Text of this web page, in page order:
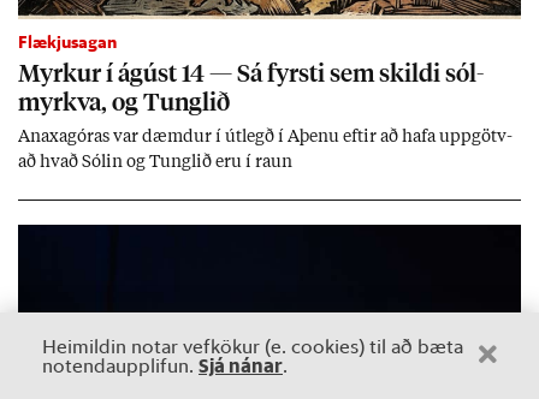
Flækjusagan
Myrk­ur í ág­úst 14 — Sá fyrsti sem skildi sól­
myrkva, og Tungl­ið
An­axagór­as var dæmd­ur í út­legð í Aþenu eft­ir að hafa upp­götv­
að hvað Sól­in og Tungl­ið eru í raun
Heimildin notar vefkökur (e. cookies) til að bæta
notendaupplifun. Sjá nánar.